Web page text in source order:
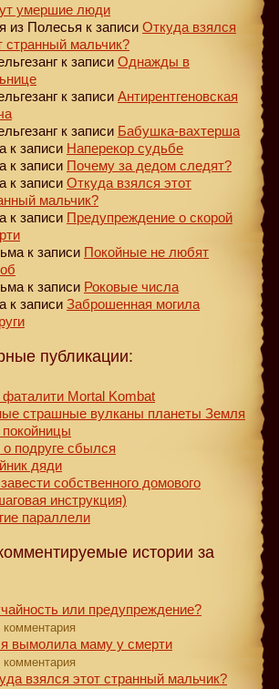
умершие люди
из Полесья к записи Откуда взялся
странный мальчик?
к записи Однажды в
к записи Антирентгеновская
к записи Бабушка-вахтерша
к записи Наперекор судьбе
к записи Почему за дедом следят?
к записи Откуда взялся этот
мальчик?
к записи Предупреждение о скорой
к записи Покойные не любят
к записи Роковые числа
к записи Заброшенная могила
публикации:
Mortal Kombat
страшные вулканы планеты Земля
подруге сбылся
дяди
собственного домового
инструкция)
параллели
истории за
или предупреждение?
комментария
я вымолила маму у смерти
комментария
взялся этот странный мальчик?